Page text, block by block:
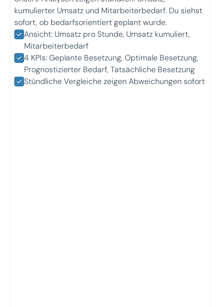
kumulierter Umsatz und Mitarbeiterbedarf. Du siehst
sofort, ob bedarfsorientiert geplant wurde.
Ansicht: Umsatz pro Stunde, Umsatz kumuliert,
Mitarbeiterbedarf
4 KPIs: Geplante Besetzung, Optimale Besetzung,
Prognostizierter Bedarf, Tatsächliche Besetzung
Stündliche Vergleiche zeigen Abweichungen sofort